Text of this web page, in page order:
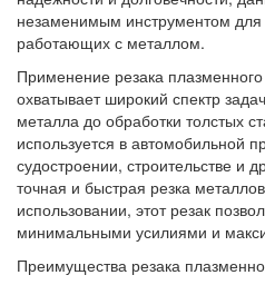
незаменимым инструментом
работающих с металлом.
Применение резака
охватывает широкий спектр
металла до обработки толстых
используется в автомобильной
судостроении, строительстве и
точная и быстрая резка
использовании, этот резак
минимальными усилиями и
Преимущества резака